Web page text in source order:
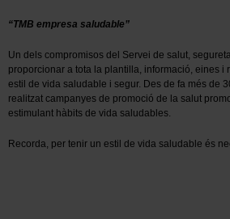
“TMB empresa saludable”
Un dels compromisos del Servei de salut,
proporcionar a tota la plantilla, informació, eines i
estil de vida saludable i segur. Des de fa més de
realitzat campanyes de promoció de la salut
estimulant hàbits de vida saludables.
Recorda, per tenir un estil de vida saludable és